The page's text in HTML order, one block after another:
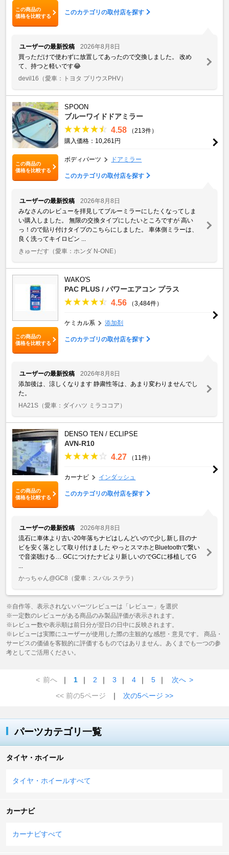
この商品の
価格を比較する
このカテゴリの取付店を探す
ユーザーの最新投稿
2026年8月8日
買っただけで使わずに放置してあったので交換しました。 改め
て、持つと軽いです😂
devil16 （愛車：トヨタ プリウスPHV）
この商品の
価格を比較する
SPOON
ブルーワイドドアミラー
4.58
（213件）
購入価格：10,261円
ボディパーツ ドアミラー
このカテゴリの取付店を探す
ユーザーの最新投稿
2026年8月8日
みなさんのレビューを拝見してブルーミラーにしたくなってしま
い購入しました。 無限の交換タイプにしたいところですが 高い
っ！ので貼り付けタイプのこちらにしました。 車体側ミラーは、
良く洗ってキイロビン ...
きゅーだす （愛車：ホンダ N-ONE）
この商品の
価格を比較する
WAKO'S
PAC PLUS / パワーエアコン プラス
4.56 （3,484件）
ケミカル系 添加剤
このカテゴリの取付店を探す
ユーザーの最新投稿
2026年8月8日
添加後は、涼しくなります 静粛性等は、あまり変わりませんでし
た。
HA21S （愛車：ダイハツ ミラココア）
この商品の
価格を比較する
DENSO TEN / ECLIPSE
AVN-R10
4.27 （11件）
カーナビ インダッシュ
このカテゴリの取付店を探す
ユーザーの最新投稿
2026年8月8日
流石に車体より古い20年落ちナビはしんどいので少し新し目のナ
ビを安く落として取り付けました やっとスマホとBluetoothで繋い
で音楽聴ける… GCにつけたナビより新しいのでGCに移植してG
かっちゃん@GC8 （愛車：スバル ステラ）
※自作等、表示されないパーツレビューは「レビュー」を選択
※一定数のレビューがある商品のみ製品評価が表示されます。
※レビュー数や表示順は前日分が翌日の日中に反映されます。
※レビューは実際にユーザーが使用した際の主観的な感想・意見です。 商品・
サービスの価値を客観的に評価するものではありません。あくまでも一つの参
考としてご活用ください。
< 前へ ｜ 1 ｜ 2 ｜ 3 ｜ 4 ｜ 5 ｜ 次へ >
<< 前の5ページ
｜ 次の5ページ >>
パーツカテゴリ一覧
タイヤ・ホイール
タイヤ・ホイールすべて
カーナビ
カーナビすべて